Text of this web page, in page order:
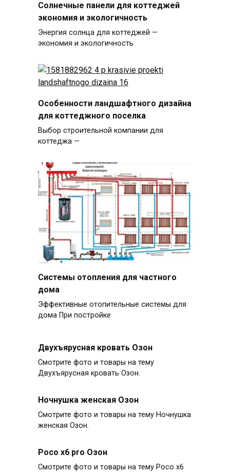
Солнечные панели для коттеджей
экономия и экологичность
Энергия солнца для коттеджей —
экономия и экологичность
Особенности ландшафтного дизайна
для коттеджного поселка
Выбор строительной компании для
коттеджа —
Системы отопления для частного
дома
Эффективные отопительные системы для
дома При постройке
Двухъярусная кровать Озон
Смотрите фото и товары на тему
Двухъярусная кровать Озон.
Ночнушка женская Озон
Смотрите фото и товары на тему Ночнушка
женская Озон.
Poco x6 pro Озон
Смотрите фото и товары на тему Poco x6